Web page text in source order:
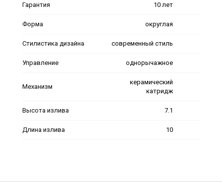
Гарантия 10 лет
Форма округлая
Стилистика дизайна современный стиль
Управление однорычажное
Механизм
керамический
катридж
Высота излива 7.1
Длина излива 10